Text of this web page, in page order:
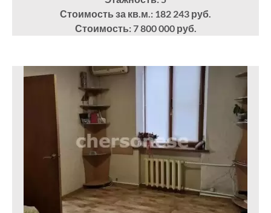
Стоимость за кв.м.: 182 243 руб.
Стоимость: 7 800 000 руб.